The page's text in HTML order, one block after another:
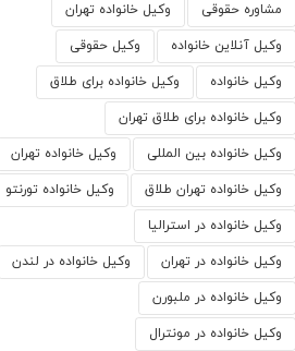
مشاوره حقوقی وكيل خانواده تهران
وکیل آنلاین خانواده وکیل حقوقی
وکیل خانواده وکیل خانواده برای طلاق
وکیل خانواده برای طلاق تهران
وکیل خانواده بین المللی وکیل خانواده تهران
وکیل خانواده تهران طلاق وکیل خانواده تورنتو
وکیل خانواده در استرالیا
وکیل خانواده در تهران وکیل خانواده در لندن
وکیل خانواده در ملبورن
وکیل خانواده در مونترال